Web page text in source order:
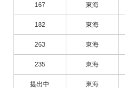
167 東海
182 東海
263 東海
235 東海
提出中 東海